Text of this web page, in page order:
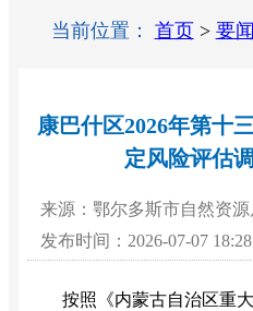
当前位置： 首页 > 要
康巴什区2026年第十
定风险评估
来源：鄂尔多斯市自然资
发布时间：2026-07-07 18:28
按照《内蒙古自治区重